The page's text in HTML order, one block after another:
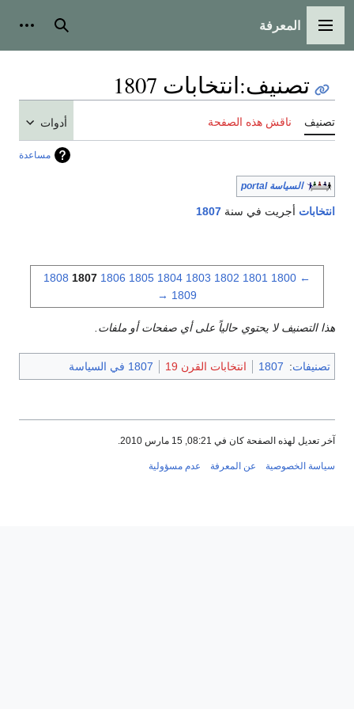
القائمة الرئيسية
المعرفة بحث
تصنيف:انتخابات 1807
تصنيف ناقش هذه الصفحة أدوات
مساعدة
السياسة portal
انتخابات أجريت في سنة 1807
←
1800
1801
1802
1803
1804
1805
1806
1807
1808
1809
→
هذا التصنيف لا يحتوي حالياً على أي صفحات أو ملفات.
تصنيفات:
1807 انتخابات القرن 19 1807 في السياسة
آخر تعديل لهذه الصفحة كان في 08:21, 15 مارس 2010.
سياسة الخصوصية عن المعرفة عدم مسؤولية